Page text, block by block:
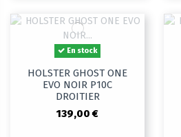
En stock
HOLSTER GHOST ONE
EVO NOIR P10C
DROITIER
139,00 €